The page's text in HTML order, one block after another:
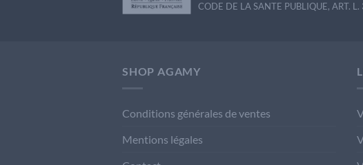
CODE DE LA SANTE PUBLIQUE, ART.
SHOP AGAMY
Conditions générales de ventes
Mentions légales